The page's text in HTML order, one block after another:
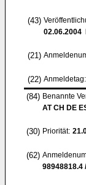
(43)
02.06.2004
(21)
(22) Anmeldetag:
(84) Benannte
AT CH DE
(30) Priorität:
(62)
98948818.4